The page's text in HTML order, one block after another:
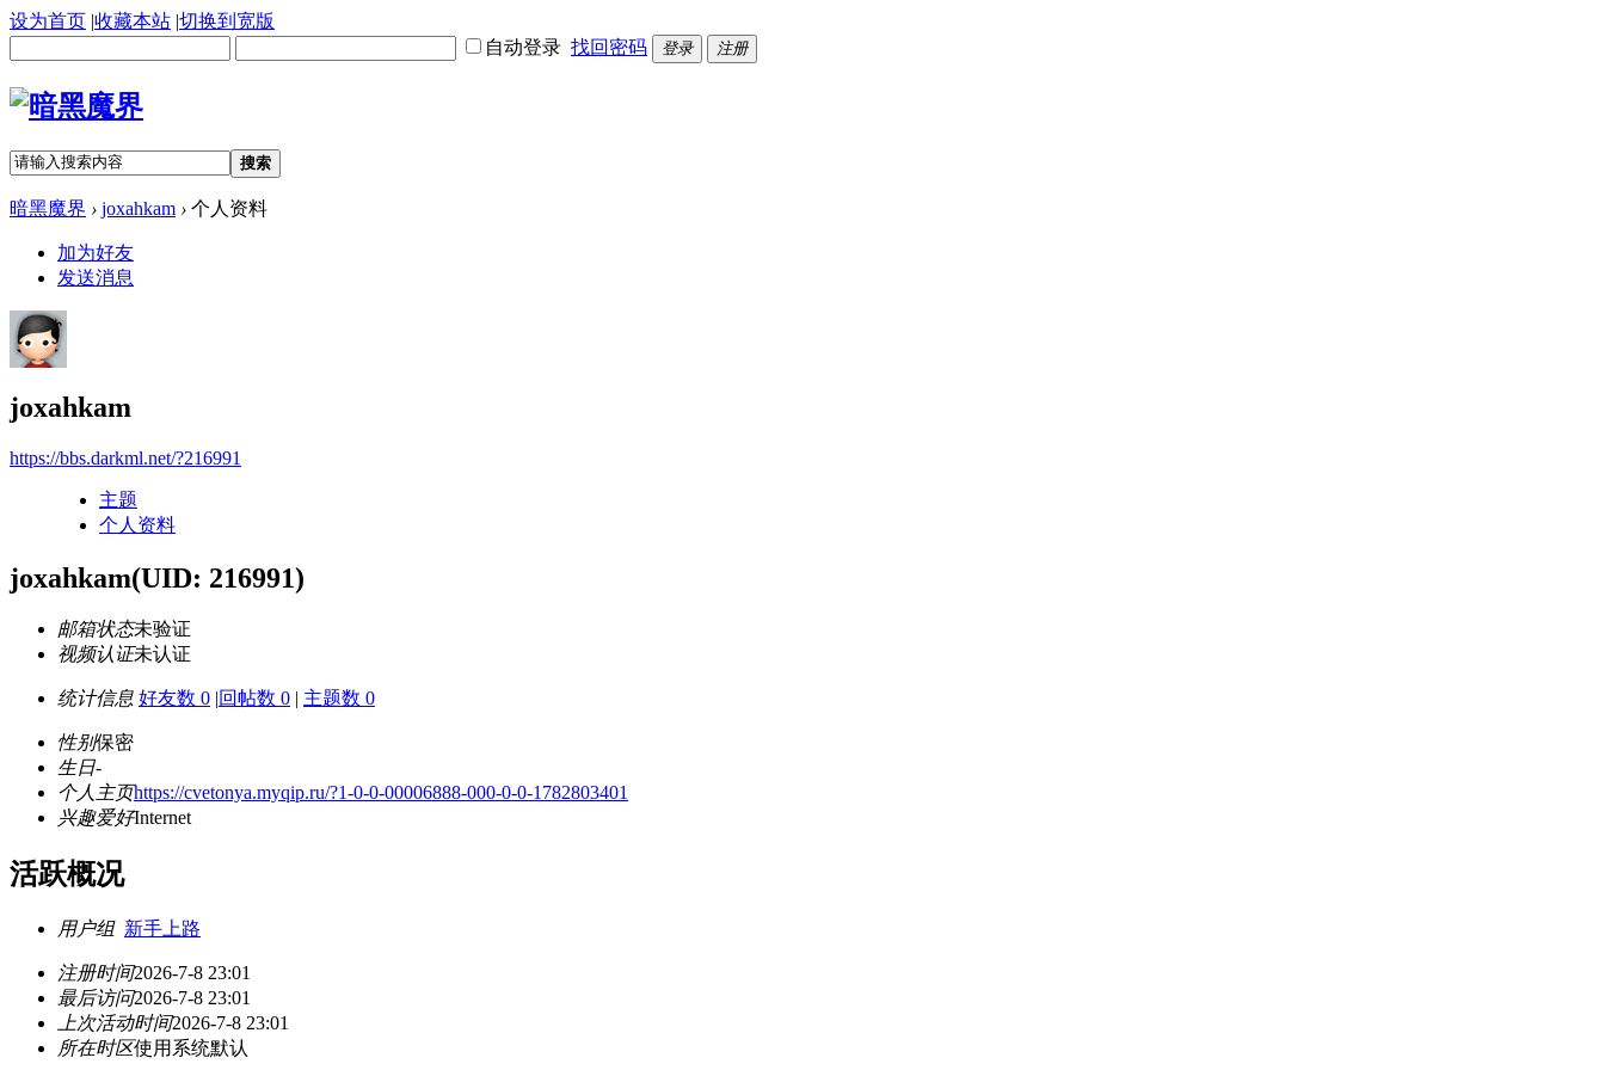
设为首页 |收藏本站 |切换到宽版
自动登录 找回密码 登录 注册
搜索
暗黑魔界 › joxahkam › 个人资料
加为好友
发送消息
joxahkam
https://bbs.darkml.net/?216991
主题
个人资料
joxahkam(UID: 216991)
邮箱状态未验证
视频认证未认证
统计信息 好友数 0 |回帖数 0 | 主题数 0
性别保密
生日-
个人主页https://cvetonya.myqip.ru/?1-0-0-00006888-000-0-0-1782803401
兴趣爱好Internet
活跃概况
用户组 新手上路
注册时间2026-7-8 23:01
最后访问2026-7-8 23:01
上次活动时间2026-7-8 23:01
所在时区使用系统默认